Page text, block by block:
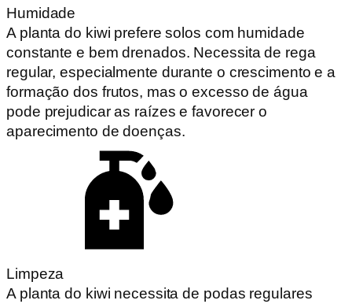
Humidade
A planta do kiwi prefere solos com humidade
constante e bem drenados. Necessita de rega
regular, especialmente durante o crescimento e a
formação dos frutos, mas o excesso de água
pode prejudicar as raízes e favorecer o
aparecimento de doenças.
Limpeza
A planta do kiwi necessita de podas regulares